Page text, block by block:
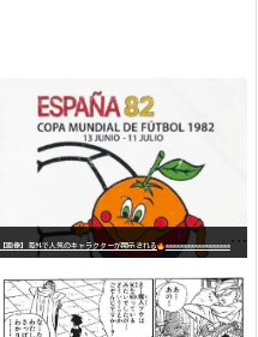
【画像】海外で人気のキャラクターが開示される wwwwwwwwwwwwwwwwwwwwwwwwwwwwwwwwwwwwwwwwwwwwwwwww